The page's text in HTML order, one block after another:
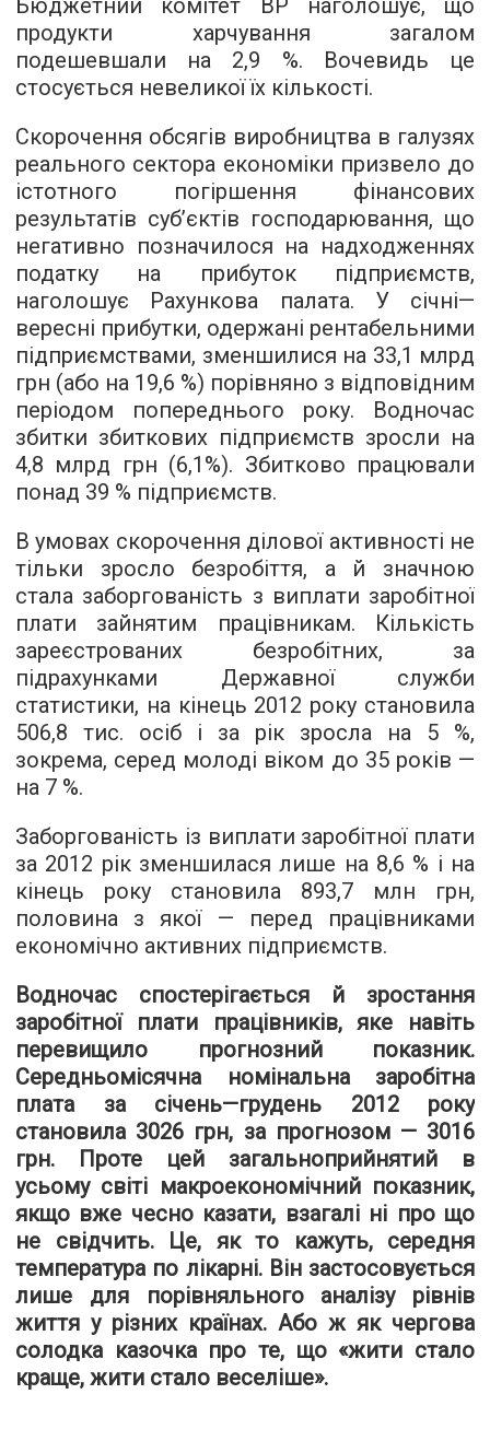
Бюджетний комітет ВР наголошує, що
продукти харчування загалом
подешевшали на 2,9 %. Вочевидь це
стосується невеликої їх кількості.
Скорочення обсягів виробництва в галузях
реального сектора економіки призвело до
істотного погіршення фінансових
результатів суб’єктів господарювання, що
негативно позначилося на надходженнях
податку на прибуток підприємств,
наголошує Рахункова палата. У січні—
вересні прибутки, одержані рентабельними
підприємствами, зменшилися на 33,1 млрд
грн (або на 19,6 %) порівняно з відповідним
періодом попереднього року. Водночас
збитки збиткових підприємств зросли на
4,8 млрд грн (6,1%). Збитково працювали
понад 39 % підприємств.
В умовах скорочення ділової активності не
тільки зросло безробіття, а й значною
стала заборгованість з виплати заробітної
плати зайнятим працівникам. Кількість
зареєстрованих безробітних, за
підрахунками Державної служби
статистики, на кінець 2012 року становила
506,8 тис. осіб і за рік зросла на 5 %,
зокрема, серед молоді віком до 35 років —
на 7 %.
Заборгованість із виплати заробітної плати
за 2012 рік зменшилася лише на 8,6 % і на
кінець року становила 893,7 млн грн,
половина з якої — перед працівниками
економічно активних підприємств.
Водночас спостерігається й зростання
заробітної плати працівників, яке навіть
перевищило прогнозний показник.
Середньомісячна номінальна заробітна
плата за січень—грудень 2012 року
становила 3026 грн, за прогнозом — 3016
грн. Проте цей загальноприйнятий в
усьому світі макроекономічний показник,
якщо вже чесно казати, взагалі ні про що
не свідчить. Це, як то кажуть, середня
температура по лікарні. Він застосовується
лише для порівняльного аналізу рівнів
життя у різних країнах. Або ж як чергова
солодка казочка про те, що «жити стало
краще, жити стало веселіше».